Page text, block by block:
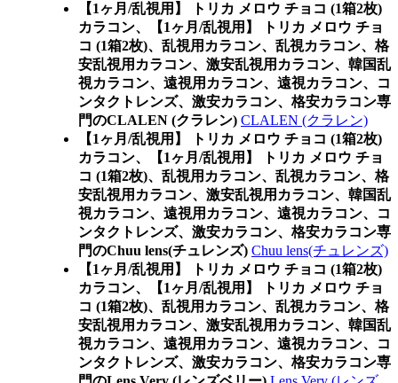
【1ヶ月/乱視用】 トリカ メロウ チョコ (1箱2枚)
カラコン、
【1ヶ月/乱視用】 トリカ メロウ チョ
コ (1箱2枚)、乱視用カラコン、乱視カラコン、格
安乱視用カラコン、激安乱視用カラコン、韓国乱
視カラコン、遠視用カラコン、遠視カラコン、コ
ンタクトレンズ、激安カラコン、格安カラコン専
門のCLALEN (クラレン) CLALEN (クラレン)
【1ヶ月/乱視用】 トリカ メロウ チョコ (1箱2枚)
カラコン、
【1ヶ月/乱視用】 トリカ メロウ チョ
コ (1箱2枚)、乱視用カラコン、乱視カラコン、格
安乱視用カラコン、激安乱視用カラコン、韓国乱
視カラコン、遠視用カラコン、遠視カラコン、コ
ンタクトレンズ、激安カラコン、格安カラコン専
門のChuu lens(チュレンズ) Chuu lens(チュレンズ)
【1ヶ月/乱視用】 トリカ メロウ チョコ (1箱2枚)
カラコン、
【1ヶ月/乱視用】 トリカ メロウ チョ
コ (1箱2枚)、乱視用カラコン、乱視カラコン、格
安乱視用カラコン、激安乱視用カラコン、韓国乱
視カラコン、遠視用カラコン、遠視カラコン、コ
ンタクトレンズ、激安カラコン、格安カラコン専